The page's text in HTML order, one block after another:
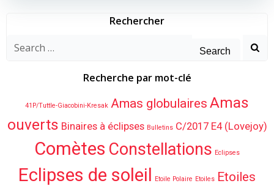
Rechercher
Search
Recherche par mot-clé
41P/Tuttle-Giacobini-Kresak Amas globulaires Amas
ouverts Binaires à éclipses Bulletins C/2017 E4 (Lovejoy)
Comètes Constellations Eclipses
Eclipses de soleil Etoile Polaire Etoiles Etoiles